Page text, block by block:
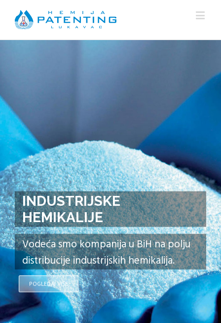
HEMIKALIJE ZA TRETMAN
VODA
Hemikalije za tretman pitkih, otpadnih i
procesnih voda.
POGLEDAJ VIŠE